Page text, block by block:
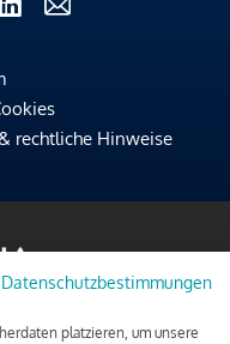
rechtliche Hinweise
Datenschutzbestimmungen
platzieren, um unsere